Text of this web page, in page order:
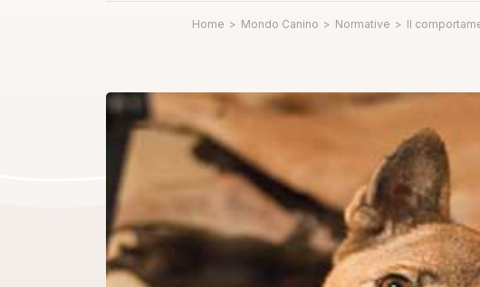
Home > Mondo Canino > Normative > Il